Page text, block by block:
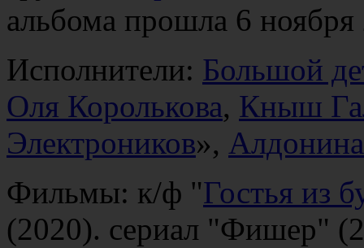
альбома прошла 6
Исполнители: Большой
Оля Королькова, Кныш
Электроников»,
Фильмы: к/ф "Гостья из
(2020). сериал "Фишер"